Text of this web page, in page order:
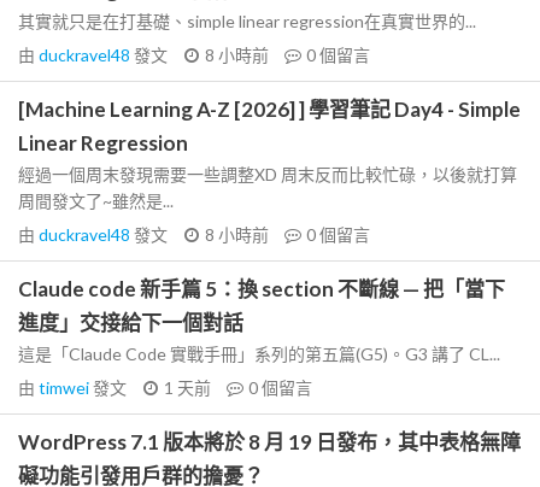
其實就只是在打基礎、simple linear regression在真實世界的...
由 duckravel48 發文 8 小時前 0個留言
[Machine Learning A-Z [2026] ] 學習筆記 Day4 - Simple
Linear Regression
經過一個周末發現需要一些調整XD 周末反而比較忙碌，以後就打算
周間發文了~雖然是...
由 duckravel48 發文 8 小時前 0個留言
Claude code 新手篇 5：換 section 不斷線 — 把「當下
進度」交接給下一個對話
這是「Claude Code 實戰手冊」系列的第五篇(G5)。G3 講了 CL...
由 timwei發文 1 天前 0個留言
WordPress 7.1 版本將於 8 月 19 日發布，其中表格無障
礙功能引發用戶群的擔憂？